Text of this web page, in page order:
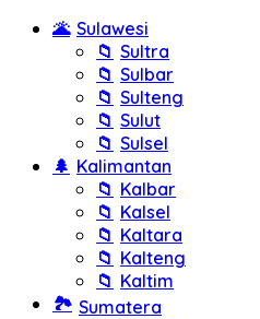
🌋 Sulawesi
📁 Sultra
📁 Sulbar
📁 Sulteng
📁 Sulut
📁 Sulsel
🌲 Kalimantan
📁 Kalbar
📁 Kalsel
📁 Kaltara
📁 Kalteng
📁 Kaltim
🏞️ Sumatera